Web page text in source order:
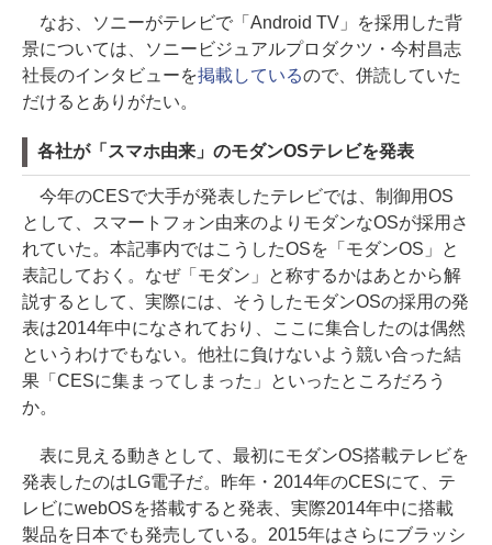
なお、ソニーがテレビで「Android TV」を採用した背
景については、ソニービジュアルプロダクツ・今村昌志
社長のインタビューを掲載しているので、併読していた
だけるとありがたい。
各社が「スマホ由来」のモダンOSテレビを発表
今年のCESで大手が発表したテレビでは、制御用OS
として、スマートフォン由来のよりモダンなOSが採用さ
れていた。本記事内ではこうしたOSを「モダンOS」と
表記しておく。なぜ「モダン」と称するかはあとから解
説するとして、実際には、そうしたモダンOSの採用の発
表は2014年中になされており、ここに集合したのは偶然
というわけでもない。他社に負けないよう競い合った結
果「CESに集まってしまった」といったところだろう
か。
表に見える動きとして、最初にモダンOS搭載テレビを
発表したのはLG電子だ。昨年・2014年のCESにて、テ
レビにwebOSを搭載すると発表、実際2014年中に搭載
製品を日本でも発売している。2015年はさらにブラッシ